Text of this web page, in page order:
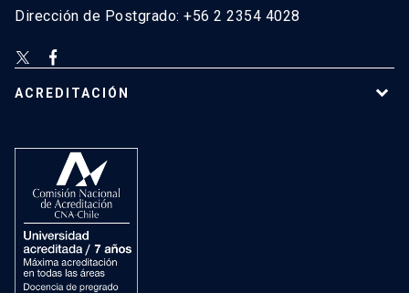
Dirección de Postgrado: +56 2 2354 4028
ACREDITACIÓN